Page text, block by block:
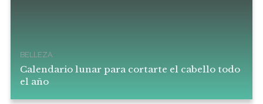
BELLEZA
Calendario lunar para cortarte el cabello todo
el año